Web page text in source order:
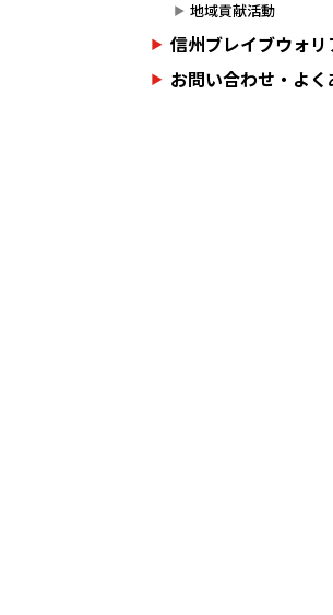
地域貢献活動
信州ブレイブウォ
お問い合わせ・よく